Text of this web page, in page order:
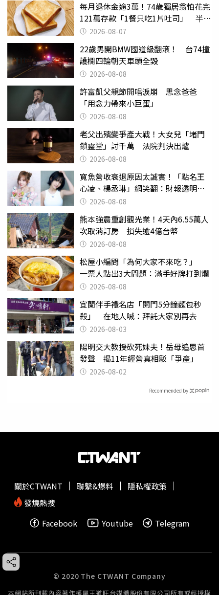
每月退休金逾3萬！74歲獨居翁怕花完
121萬存款「1餐只吃1片吐司」 半年
後暴瘦嚇壞女兒
2026-08-07
22歲男開BMW國道級翻滾！ 台74撞
護欄四輪朝天車頭全毀
2026-08-08
許富凱父親節開唱淚崩 思念爸爸
「用念力帶來小巨蛋」
2026-08-08
老父出殯變爭產大戰！大女兒「堵門
鎖靈堂」討千萬 法院判決出爐
2026-08-08
寬魚營收衰退原因太誠實！「點名王
心凌、楊丞琳」網笑翻：財報透明度
滿分2026-08-08
熊本強震重創觀光業！4天內6.55萬人
次取消訂房 損失逾4億台幣
2026-08-08
松屋小編問「為何大家不來吃？」
一票人點出3大問題：滿手好牌打到爛
2026-08-08
宜蘭伴手禮名店「開門5分鐘麵包秒
殺」 在地人喊：拜託大家別再去
2026-08-03
陽明交大教授砍死妹夫！岳母追思首
發聲 揭11年經營真相駁「爭產」
2026-08-02
Recommended by
關於CTWANT 聯繫&爆料
隱私權政策
發燒熱搜
Facebook
Youtube Telegram
© 2020 The CTWANT Company
本網站所刊載內容著作權屬王道旺台媒體股份有限公司所有或經授權